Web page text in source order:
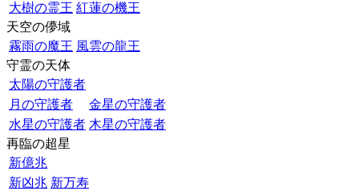
大樹の霊王 紅蓮の機王
天空の儚域
霧雨の魔王 風雲の龍王
守霊の天体
太陽の守護者
月の守護者
金星の守護者
水星の守護者 木星の守護者
再臨の超星
新億兆
新凶兆 新万寿